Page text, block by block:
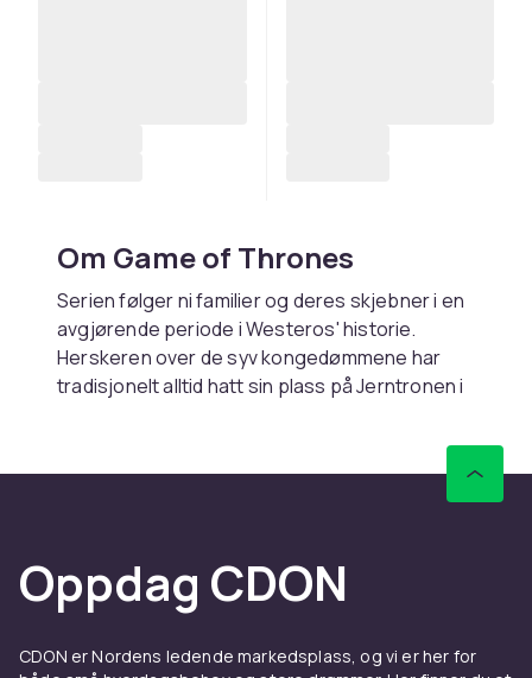
Om Game of Thrones
Serien følger ni familier og deres skjebner i en
avgjørende periode i Westeros' historie.
Herskeren over de syv kongedømmene har
tradisjonelt alltid hatt sin plass på Jerntronen i
krig nærmer seg, blir kampen om tronen mer
intens enn noensinne. Vinteren kommer, og i
Westeros, hvor én vinter kan være et helt liv,
lidenskapelige politiske og begjærlige intriger,
og overnaturlige krefter som vil ryste
Oppdag CDON
CDON er Nordens ledende markedsplass, og vi er her for